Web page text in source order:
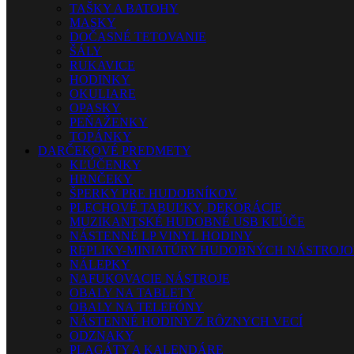
TAŠKY A BATOHY
MASKY
DOČASNÉ TETOVANIE
ŠÁLY
RUKAVICE
HODINKY
OKULIARE
OPASKY
PEŇAŽENKY
TOPÁNKY
DARČEKOVÉ PREDMETY
KĽÚČENKY
HRNČEKY
ŠPERKY PRE HUDOBNÍKOV
PLECHOVÉ TABUĽKY, DEKORÁCIE
MUZIKANTSKÉ HUDOBNÉ USB KĽÚČE
NÁSTENNÉ LP VINYL HODINY
REPLIKY-MINIATÚRY HUDOBNÝCH
NÁLEPKY
NAFUKOVACIE NÁSTROJE
OBALY NA TABLETY
OBALY NA TELEFÓNY
NÁSTENNÉ HODINY Z RÔZNYCH VECÍ
ODZNAKY
PLAGÁTY A KALENDÁRE